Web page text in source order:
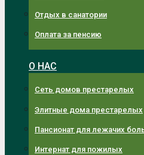
Отдых в санатории
Оплата за пенсию
О НАС
Сеть домов престарелых
Элитные дома престарелых
Пансионат для лежачих
Интернат для пожилых